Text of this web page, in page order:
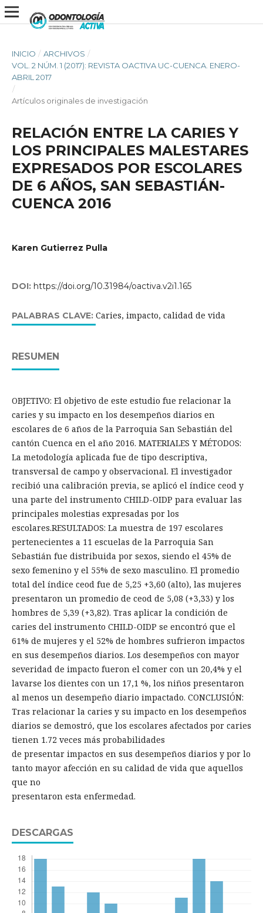
INICIO / ARCHIVOS /
VOL. 2 NÚM. 1 (2017): REVISTA OACTIVA UC-CUENCA. ENERO-
ABRIL 2017
/
Artículos originales de investigación
RELACIÓN ENTRE LA CARIES Y
LOS PRINCIPALES MALESTARES
EXPRESADOS POR ESCOLARES
DE 6 AÑOS, SAN SEBASTIÁN-
CUENCA 2016
Karen Gutierrez Pulla
DOI: https://doi.org/10.31984/oactiva.v2i1.165
PALABRAS CLAVE: Caries, impacto, calidad de vida
RESUMEN
OBJETIVO: El objetivo de este estudio fue relacionar la
caries y su impacto en los desempeños diarios en
escolares de 6 años de la Parroquia San Sebastián del
cantón Cuenca en el año 2016. MATERIALES Y MÉTODOS:
La metodología aplicada fue de tipo descriptiva,
transversal de campo y observacional. El investigador
recibió una calibración previa, se aplicó el índice ceod y
una parte del instrumento CHILD-OIDP para evaluar las
principales molestias expresadas por los
escolares.RESULTADOS: La muestra de 197 escolares
pertenecientes a 11 escuelas de la Parroquia San
Sebastián fue distribuida por sexos, siendo el 45% de
sexo femenino y el 55% de sexo masculino. El promedio
total del índice ceod fue de 5,25 +3,60 (alto), las mujeres
presentaron un promedio de ceod de 5,08 (+3,33) y los
hombres de 5,39 (+3,82). Tras aplicar la condición de
caries del instrumento CHILD-OIDP se encontró que el
61% de mujeres y el 52% de hombres sufrieron impactos
en sus desempeños diarios. Los desempeños con mayor
severidad de impacto fueron el comer con un 20,4% y el
lavarse los dientes con un 17,1 %, los niños presentaron
al menos un desempeño diario impactado. CONCLUSIÓN:
Tras relacionar la caries y su impacto en los desempeños
diarios se demostró, que los escolares afectados por caries
tienen 1.72 veces más probabilidades
de presentar impactos en sus desempeños diarios y por lo
tanto mayor afección en su calidad de vida que aquellos
que no
presentaron esta enfermedad.
DESCARGAS